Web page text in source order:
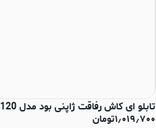
تابلو ای کاش رفاقت ژاپنی بود مدل N-93120
۱٫۰۱۹٫۷۰۰تومان